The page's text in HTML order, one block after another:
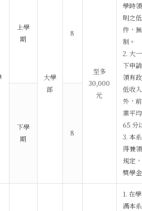
上學
期
大學
部
8
至多
30,000
元
學時
明之
件，
制。
2. 大
下申
領有
低收
外，
業平
65 分
3. 本
得兼
規定
獎學
下學
期
8
1. 在
滿本